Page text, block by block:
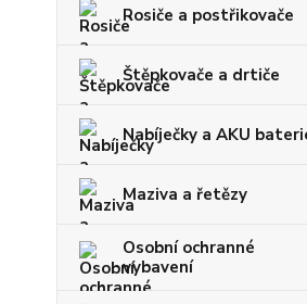
Rosiče a postřikovače
Štěpkovače a drtiče
Nabíječky a AKU
Maziva a řetězy
Osobní ochranné
vybavení